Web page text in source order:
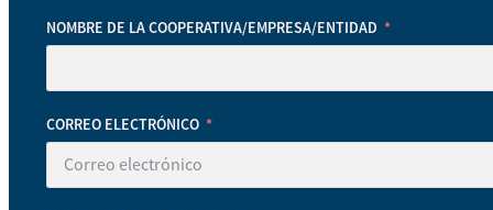
NOMBRE DE LA COOPERATIVA/EMPRESA/ENTIDAD
CORREO ELECTRÓNICO